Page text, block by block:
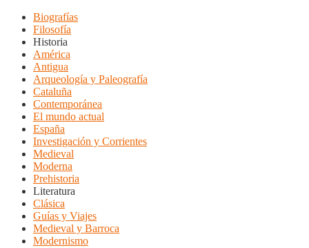
Biografías
Filosofía
Historia
América
Antigua
Arqueología y Paleografía
Cataluña
Contemporánea
El mundo actual
España
Investigación y Corrientes
Medieval
Moderna
Prehistoria
Literatura
Clásica
Guías y Viajes
Medieval y Barroca
Modernismo